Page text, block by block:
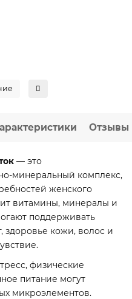
Отзывы
— это
минеральный комплекс,
женского
витамины, минералы и
поддерживать
здоровье кожи, волос и
физические
питание могут
микроэлементов.